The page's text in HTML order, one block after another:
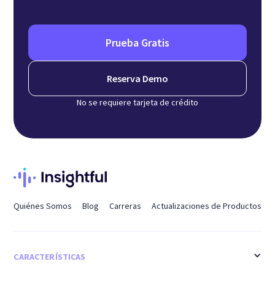
Prueba Gratis
Reserva Demo
No se requiere tarjeta de crédito
Quiénes Somos Blog Carreras Actualizaciones de Productos
CARACTERÍSTICAS